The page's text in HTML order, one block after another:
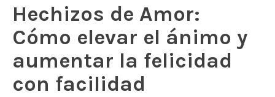
Hechizos de Amor:
Cómo elevar el ánimo y
aumentar la felicidad
con facilidad